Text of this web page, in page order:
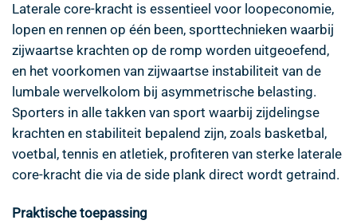
Laterale core-kracht is essentieel voor loopeconomie,
lopen en rennen op één been, sporttechnieken waarbij
zijwaartse krachten op de romp worden uitgeoefend,
en het voorkomen van zijwaartse instabiliteit van de
lumbale wervelkolom bij asymmetrische belasting.
Sporters in alle takken van sport waarbij zijdelingse
krachten en stabiliteit bepalend zijn, zoals basketbal,
voetbal, tennis en atletiek, profiteren van sterke laterale
core-kracht die via de side plank direct wordt getraind.
Praktische toepassing